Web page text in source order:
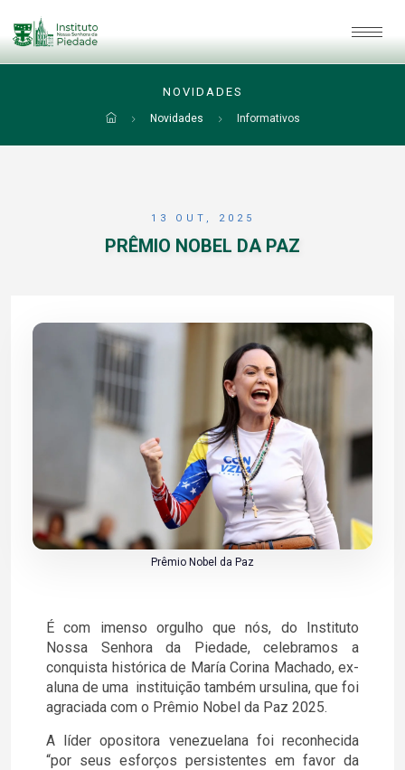
NOVIDADES
Novidades Informativos
13 OUT, 2025
PRÊMIO NOBEL DA PAZ
Prêmio Nobel da Paz
É com imenso orgulho que nós, do Instituto
Nossa Senhora da Piedade, celebramos a
conquista histórica de María Corina Machado, ex-
aluna de uma instituição também ursulina, que foi
agraciada com o Prêmio Nobel da Paz 2025.
A líder opositora venezuelana foi reconhecida
“por seus esforços persistentes em favor da